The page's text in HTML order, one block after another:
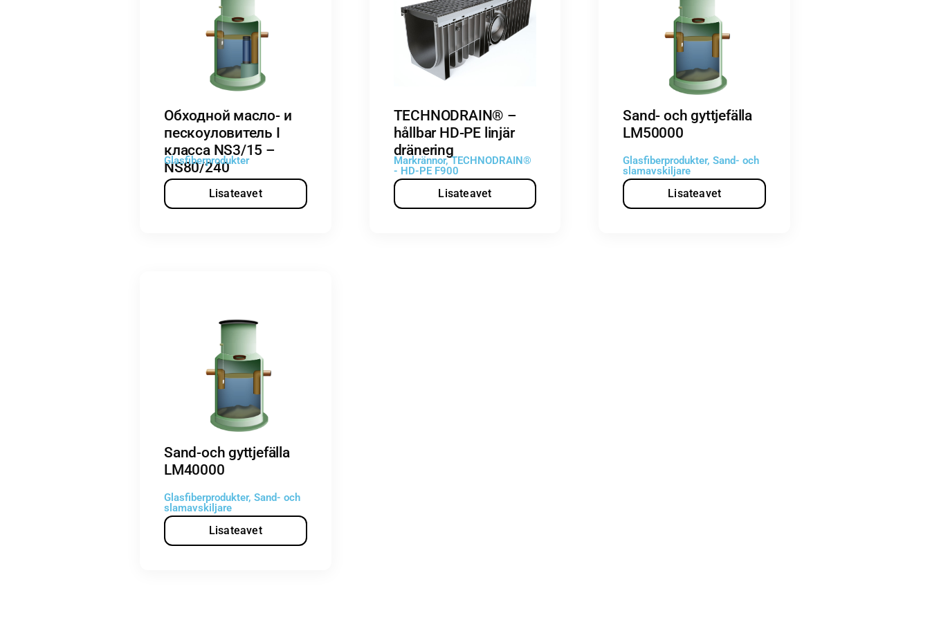
Обходной масло- и
пескоуловитель I
класса NS3/15 –
NS80/240
Glasfiberprodukter
Lisateavet
TECHNODRAIN® –
hållbar HD-PE linjär
dränering
Markrännor,TECHNODRAIN®
- HD-PE F900
Lisateavet
Sand- och gyttjefälla
LM50000
Glasfiberprodukter,Sand- och
slamavskiljare
Lisateavet
Sand-och gyttjefälla
LM40000
Glasfiberprodukter, Sand- och
slamavskiljare
Lisateavet